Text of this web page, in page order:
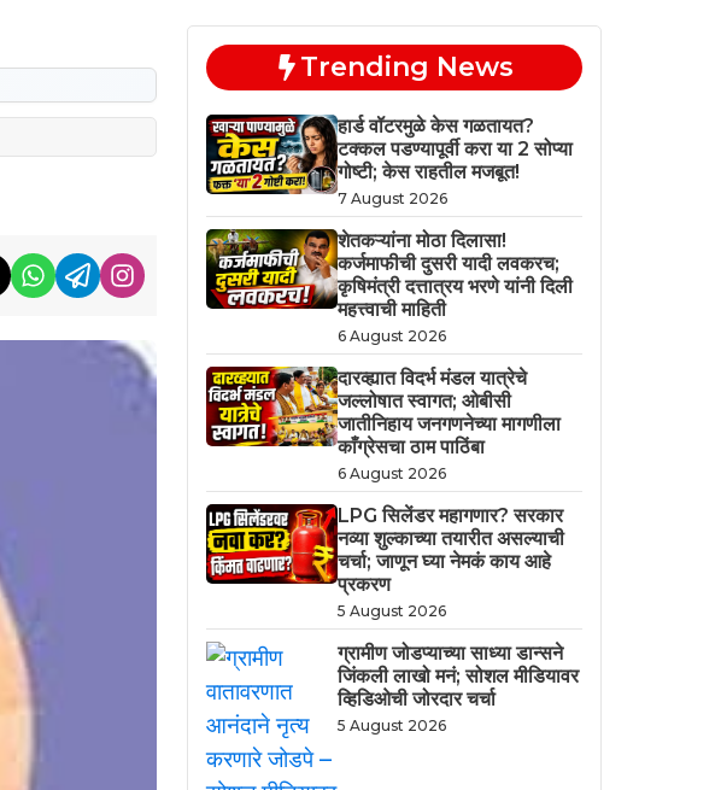
Trending News
हार्ड वॉटरमुळे केस गळतायत?
टक्कल पडण्यापूर्वी करा या 2 सोप्या
गोष्टी; केस राहतील मजबूत!
7 August 2026
शेतकऱ्यांना मोठा दिलासा!
कर्जमाफीची दुसरी यादी लवकरच;
कृषिमंत्री दत्तात्रय भरणे यांनी दिली
महत्त्वाची माहिती
6 August 2026
दारव्ह्यात विदर्भ मंडल यात्रेचे
जल्लोषात स्वागत; ओबीसी
जातीनिहाय जनगणनेच्या मागणीला
काँग्रेसचा ठाम पाठिंबा
6 August 2026
LPG सिलेंडर महागणार? सरकार
नव्या शुल्काच्या तयारीत असल्याची
चर्चा; जाणून घ्या नेमकं काय आहे
प्रकरण
5 August 2026
ग्रामीण जोडप्याच्या साध्या डान्सने
जिंकली लाखो मनं; सोशल मीडियावर
व्हिडिओची जोरदार चर्चा
5 August 2026